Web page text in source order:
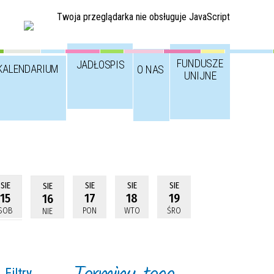
Twoja przeglądarka nie obsługuje JavaScript
JADŁOSPIS O NAS
FUNDUSZE
UNIJNE
SIE
15
SIE
16
NIE
SIE
17
PON
SIE
18
WTO
SIE
19
ŚRO